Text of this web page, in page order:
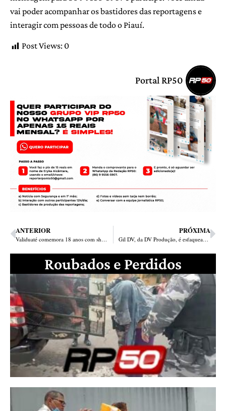
vai poder acompanhar os bastidores das reportagens e
interagir com pessoas de todo o Piauí.
Post Views: 0
Portal RP50
ANTERIOR
Validuaté comemora 18 anos com show no Theatro 4 de Setembro
PRÓXIMA
Gil DV, da DV Produção, é esfaqueado durante passeio em São Paulo
Roubados e Perdidos